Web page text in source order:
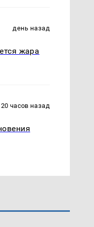
день назад
жара
20 часов назад